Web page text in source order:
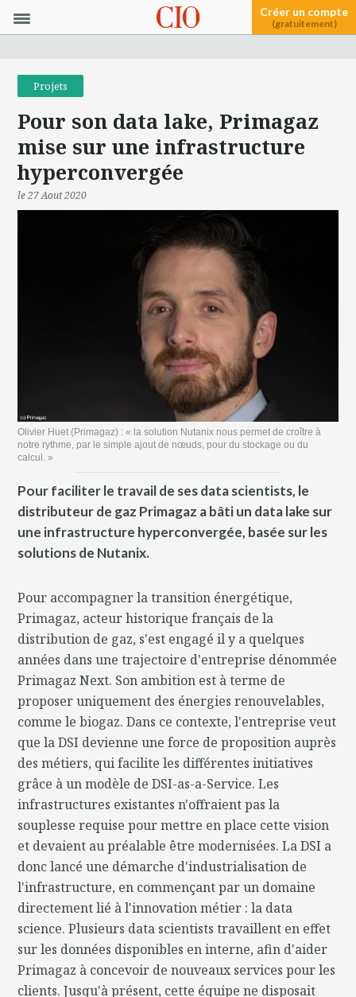
Créer un compte
(gratuitement)
Projets
Pour son data lake, Primagaz
mise sur une infrastructure
hyperconvergée
le 27 Aout 2020
Olivier Huet (Primagaz) : « la solution Nutanix nous permet de croître à
notre rythme, par le simple ajout de nœuds, pour du stockage ou du
calcul. »
Pour faciliter le travail de ses data scientists, le
distributeur de gaz Primagaz a bâti un data lake sur
une infrastructure hyperconvergée, basée sur les
solutions de Nutanix.
Pour accompagner la transition énergétique,
Primagaz, acteur historique français de la
distribution de gaz, s'est engagé il y a quelques
années dans une trajectoire d'entreprise dénommée
Primagaz Next. Son ambition est à terme de
proposer uniquement des énergies renouvelables,
comme le biogaz. Dans ce contexte, l'entreprise veut
que la DSI devienne une force de proposition auprès
des métiers, qui facilite les différentes initiatives
grâce à un modèle de DSI-as-a-Service. Les
infrastructures existantes n'offraient pas la
souplesse requise pour mettre en place cette vision
et devaient au préalable être modernisées. La DSI a
donc lancé une démarche d'industrialisation de
l'infrastructure, en commençant par un domaine
directement lié à l'innovation métier : la data
science. Plusieurs data scientists travaillent en effet
sur les données disponibles en interne, afin d'aider
Primagaz à concevoir de nouveaux services pour les
clients. Jusqu'à présent, cette équipe ne disposait